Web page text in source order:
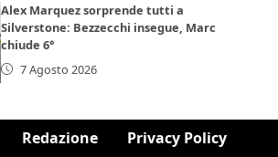
Alex Marquez sorprende tutti a
Silverstone: Bezzecchi insegue, Marc
chiude 6°
7 Agosto 2026
Redazione Privacy Policy